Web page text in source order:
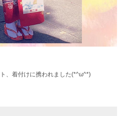
、着付けに携われました(*^ω^*)